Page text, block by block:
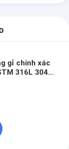
gỉ chính xác
316L 304